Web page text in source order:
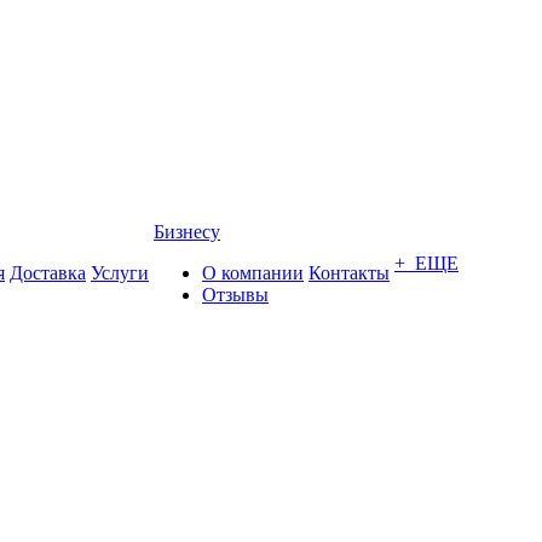
Доставка Услуги
Бизнесу
О компании
Отзывы
Контакты + ЕЩЕ